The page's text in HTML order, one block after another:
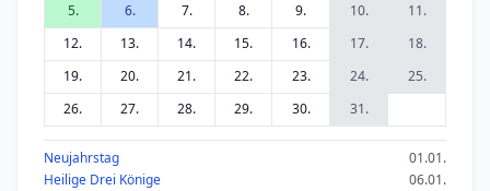
5.
6. 7. 8. 9. 10.
11.
12.
13. 14. 15. 16. 17.
18.
19.
20. 21. 22. 23. 24.
25.
26.
27. 28. 29. 30. 31.
Neujahrstag
01.01.
Heilige Drei Könige
06.01.